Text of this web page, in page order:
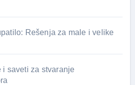
Rešenja za male i velike
i saveti za stvaranje